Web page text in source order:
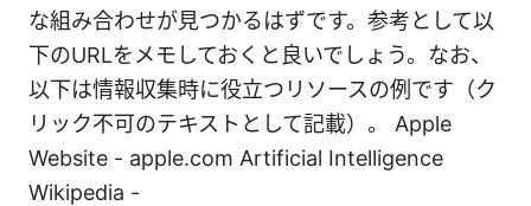
な組み合わせが見つかるはずです。参考として以
下のURLをメモしておくと良いでしょう。なお、
以下は情報収集時に役立つリソースの例です（ク
リック不可のテキストとして記載）。 Apple
Website - apple.com Artificial Intelligence
Wikipedia -